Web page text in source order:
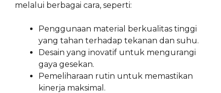
melalui berbagai cara, seperti:
Penggunaan material berkualitas tinggi
yang tahan terhadap tekanan dan suhu.
Desain yang inovatif untuk mengurangi
gaya gesekan.
Pemeliharaan rutin untuk memastikan
kinerja maksimal.